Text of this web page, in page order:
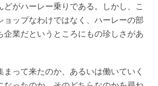
どがハーレー乗りである。しかし、こ
ョップなわけではなく、ハーレーの部
企業だというところにもの珍しさがあ
まって来たのか、あるいは働いていく